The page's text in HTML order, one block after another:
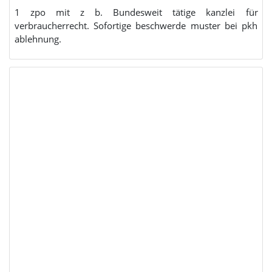
1 zpo mit z b. Bundesweit tätige kanzlei für
verbraucherrecht. Sofortige beschwerde muster bei pkh
ablehnung.